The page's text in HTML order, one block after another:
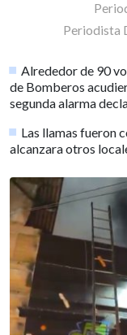
Periodista
Alrededor de 90
de Bomberos
segunda alarma
Las llamas fueron
alcanzara otros